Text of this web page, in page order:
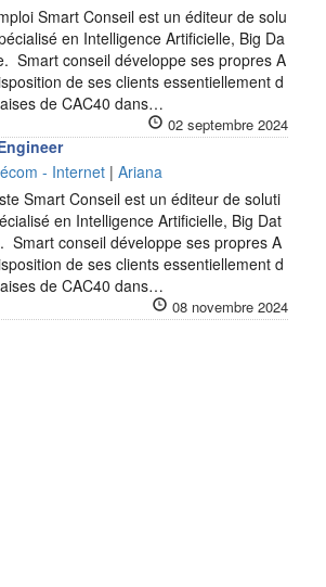
Smart Conseil est un éditeur de solu
en Intelligence Artificielle, Big Da
Smart conseil développe ses propres A
de ses clients essentiellement d
de CAC40 dans…
02 septembre 2024
- Internet | Ariana
Smart Conseil est un éditeur de soluti
en Intelligence Artificielle, Big Dat
Smart conseil développe ses propres A
de ses clients essentiellement d
de CAC40 dans…
08 novembre 2024